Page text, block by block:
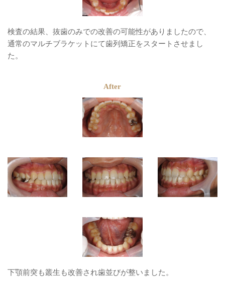
検査の結果、抜歯のみでの改善の可能性がありましたので、
通常のマルチブラケットにて歯列矯正をスタートさせまし
た。
After
下顎前突も叢生も改善され歯並びが整いました。